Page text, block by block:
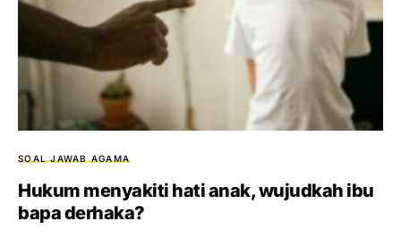
SOAL JAWAB AGAMA
Hukum menyakiti hati anak, wujudkah ibu
bapa derhaka?